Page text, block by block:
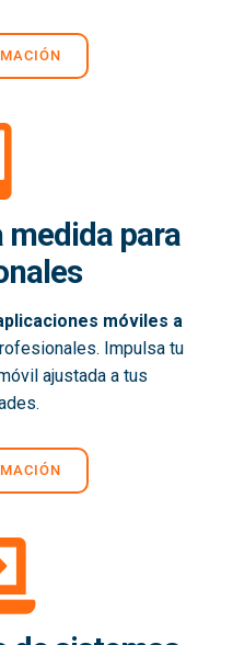
medida para
móviles a
Impulsa tu
ajustada a tus